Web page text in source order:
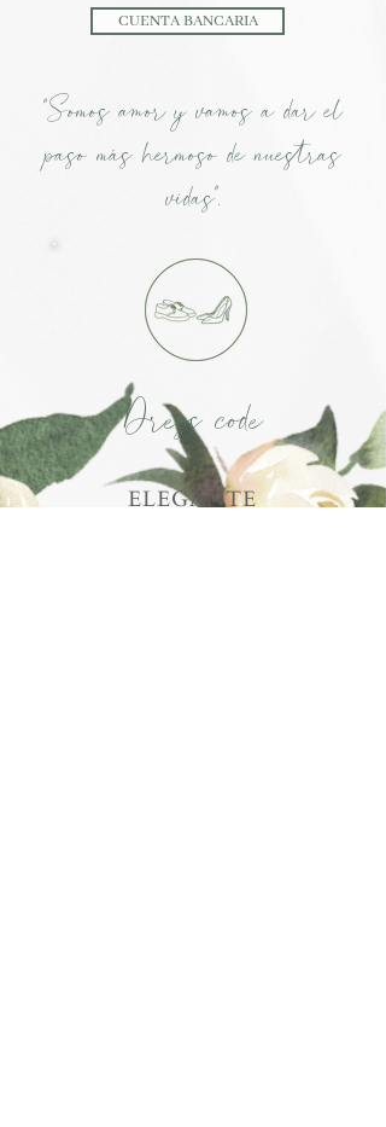
CUENTA BANCARIA
"Somos amor y vamos a dar el
paso más hermoso de nuestras
vidas".
Dress code
ELEGANTE